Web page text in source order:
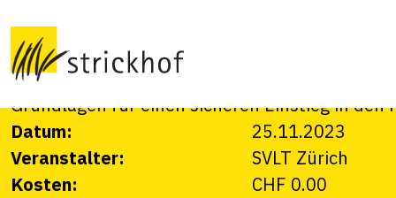
Kurs 3/23
Vorbereitungskurs auf die Theorieprüfung
Grundlagen für einen sicheren Einstieg in
Datum:
25.11.2023
Veranstalter:
SVLT Zürich
Kosten:
CHF 0.00